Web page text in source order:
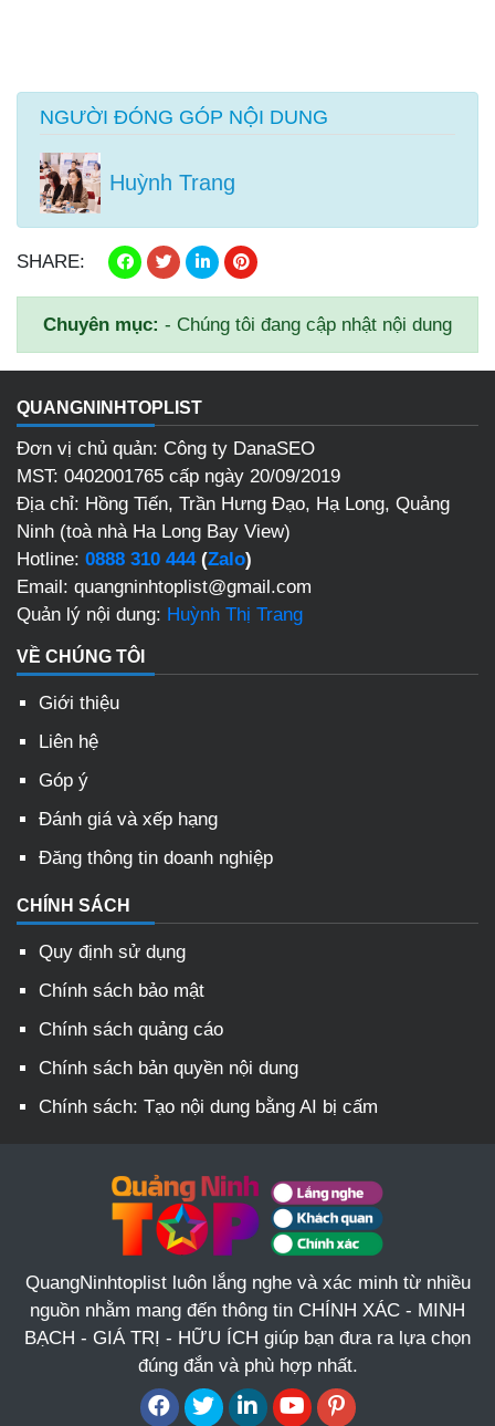
NGƯỜI ĐÓNG GÓP NỘI DUNG
Huỳnh Trang
SHARE:
Chuyên mục: - Chúng tôi đang cập nhật nội dung
QUANGNINHTOPLIST
Đơn vị chủ quản: Công ty DanaSEO
MST: 0402001765 cấp ngày 20/09/2019
Địa chỉ: Hồng Tiến, Trần Hưng Đạo, Hạ Long, Quảng
Ninh (toà nhà Ha Long Bay View)
Hotline: 0888 310 444(Zalo)
Email: quangninhtoplist@gmail.com
Quản lý nội dung: Huỳnh Thị Trang
VỀ CHÚNG TÔI
Giới thiệu
Liên hệ
Góp ý
Đánh giá và xếp hạng
Đăng thông tin doanh nghiệp
CHÍNH SÁCH
Quy định sử dụng
Chính sách bảo mật
Chính sách quảng cáo
Chính sách bản quyền nội dung
Chính sách: Tạo nội dung bằng AI bị cấm
QuangNinhtoplist luôn lắng nghe và xác minh từ nhiều
nguồn nhằm mang đến thông tin CHÍNH XÁC - MINH
BẠCH - GIÁ TRỊ - HỮU ÍCH giúp bạn đưa ra lựa chọn
đúng đắn và phù hợp nhất.